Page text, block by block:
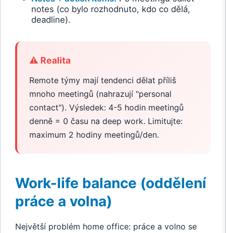
notes (co bylo rozhodnuto, kdo co dělá,
deadline).
⚠️ Realita
Remote týmy mají tendenci dělat příliš
mnoho meetingů (nahrazují "personal
contact"). Výsledek: 4-5 hodin meetingů
denně = 0 času na deep work. Limitujte:
maximum 2 hodiny meetingů/den.
Work-life balance (oddělení
práce a volna)
Největší problém home office: práce a volno se